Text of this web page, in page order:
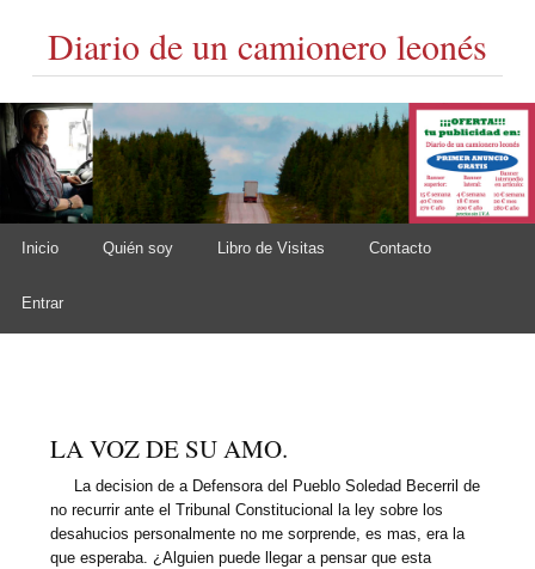
Diario de un camionero leonés
Main menu
Skip to content
Inicio Quién soy Libro de Visitas Contacto
Entrar
LA VOZ DE SU AMO.
La decision de a Defensora del Pueblo Soledad Becerril de
no recurrir ante el Tribunal Constitucional la ley sobre los
desahucios personalmente no me sorprende, es mas, era la
que esperaba. ¿Alguien puede llegar a pensar que esta